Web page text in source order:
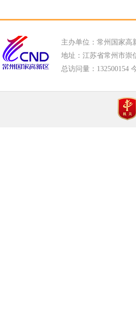
主办单位：常州国家高
地址：江苏省常州市崇
总访问量： 132500154